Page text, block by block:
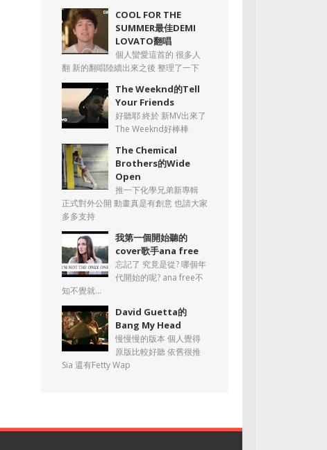
COOL FOR THE
SUMMER最佳DEMI
LOVATO翻唱
個人蠻愛這首的 很多人
翻 新的翻唱陸續出來之後 整理了一下
The Weeknd的Tell
Your Friends
好聽耶 終於 新MV出來了
The Weeknd好棒棒
The Chemical
Brothers的Wide
Open
推一下化學兄弟新專輯
正式對外公開 動畫真是有創意 也請大家
多多支持
我第一個開始聽的
cover歌手ana free
忘記了 究竟是從? 哪個年
代開始的呢? ana free不
知不覺就...
David Guetta的
Bang My Head
慢慢慢的版本 個人覺得
原版比較好聽 依舊很推
Sia 還有Fetty Wap